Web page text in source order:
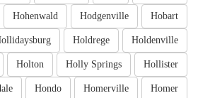
Hobart
Hodgenville
Hohenwald
Holdenville
Holdrege
Hollister
Holly Springs
Holton
Homer
Homerville
Hondo